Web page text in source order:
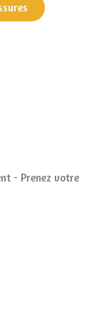
- Prenez votre